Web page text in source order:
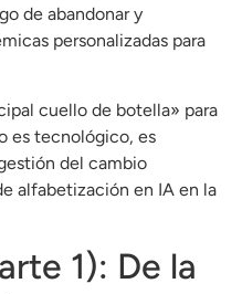
de abandonar y
personalizadas para
cuello de botella» para
es tecnológico, es
del cambio
alfabetización en IA en la
1): De la